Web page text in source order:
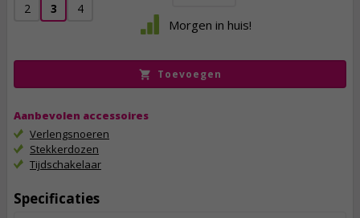
2 3 4
Morgen in huis!
Toevoegen
Aanbevolen accessoires
Verlengsnoeren
Stekkerdozen
Tijdschakelaar
Specificaties